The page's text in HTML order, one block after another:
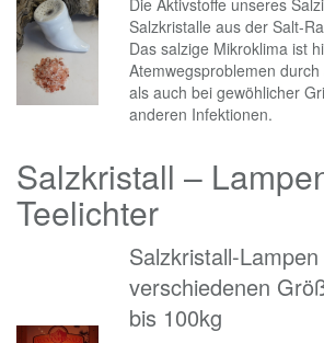
Die Aktivstoffe unseres
Salzkristalle aus der Salt-
Das salzige Mikroklima ist
Atemwegsproblemen
als auch bei gewöhlicher
anderen Infektionen.
Salzkristall –
Teelichter
Salzkristall-Lampen
verschiedenen
bis 100kg